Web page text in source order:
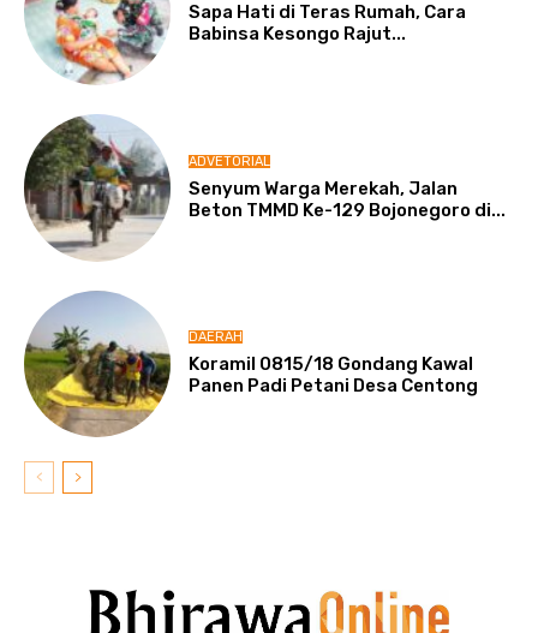
Sapa Hati di Teras Rumah, Cara
Babinsa Kesongo Rajut...
ADVETORIAL
Senyum Warga Merekah, Jalan
Beton TMMD Ke-129 Bojonegoro di...
DAERAH
Koramil 0815/18 Gondang Kawal
Panen Padi Petani Desa Centong